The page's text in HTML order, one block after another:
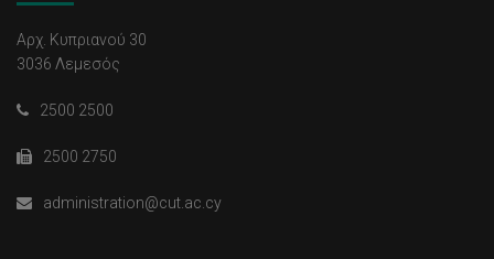
Αρχ. Κυπριανού 30
3036 Λεμεσός
2500 2500
2500 2750
administration@cut.ac.cy